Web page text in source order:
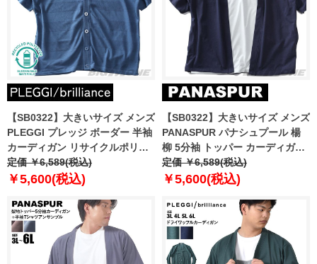
【SB0322】大きいサイズ メンズ
PLEGGI プレッジ ボーダー 半袖
カーディガン リサイクルポリエ
ステル使用 64-43450-2
定価 ￥6,589(税込)
￥5,600(税込)
【SB0322】大きいサイズ メンズ
PANASPUR パナシュプール 楊
柳 5分袖 トッパー カーディガン
+ 半袖 Tシャツ アンサンブル
4403-627z
定価 ￥6,589(税込)
￥5,600(税込)